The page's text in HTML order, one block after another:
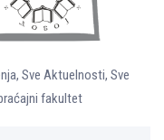
, Sve Aktuelnosti, Sve
fakultet